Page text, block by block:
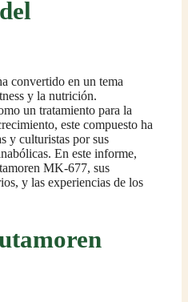
convertido en un tema
y la nutrición.
un tratamiento para la
este compuesto ha
y culturistas por sus
En este informe,
MK-677, sus
y las experiencias de los